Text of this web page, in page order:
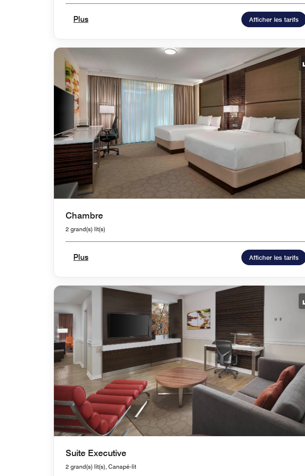
Plus Afficher les tarifs
Chambre
2 grand(s) lit(s)
Plus Afficher les tarifs
Suite Executive
2 grand(s) lit(s), Canapé-lit